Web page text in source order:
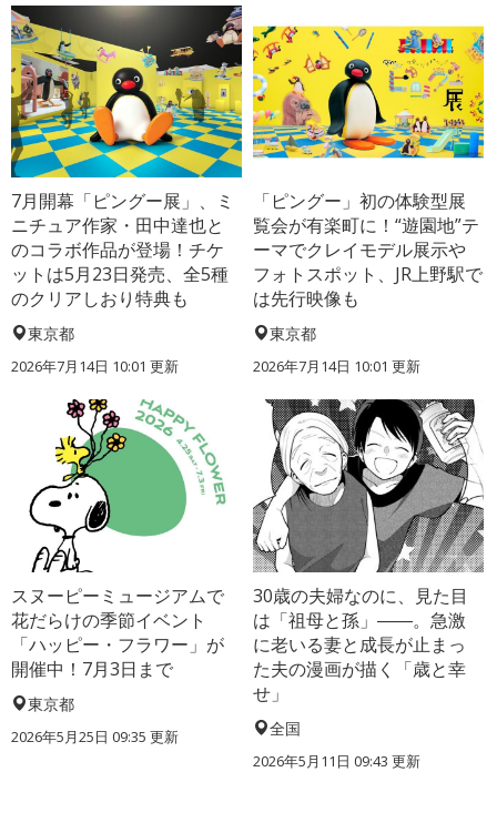
7月開幕「ピングー展」、ミ
ニチュア作家・田中達也と
のコラボ作品が登場！チケ
ットは5月23日発売、全5種
のクリアしおり特典も
東京都
2026年7月14日 10:01 更新
「ピングー」初の体験型展
覧会が有楽町に！“遊園地”テ
ーマでクレイモデル展示や
フォトスポット、JR上野駅で
は先行映像も
東京都
2026年7月14日 10:01 更新
スヌーピーミュージアムで
花だらけの季節イベント
「ハッピー・フラワー」が
開催中！7月3日まで
東京都
2026年5月25日 09:35 更新
30歳の夫婦なのに、見た目
は「祖母と孫」――。急激
に老いる妻と成長が止まっ
た夫の漫画が描く「歳と幸
せ」
全国
2026年5月11日 09:43 更新